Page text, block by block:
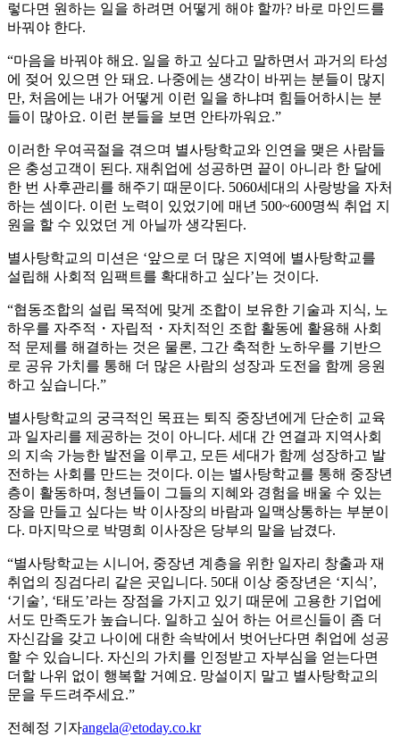
렇다면 원하는 일을 하려면 어떻게 해야 할까? 바로 마인드를
바꿔야 한다.
“마음을 바꿔야 해요. 일을 하고 싶다고 말하면서 과거의 타성
에 젖어 있으면 안 돼요. 나중에는 생각이 바뀌는 분들이 많지
만, 처음에는 내가 어떻게 이런 일을 하냐며 힘들어하시는 분
들이 많아요. 이런 분들을 보면 안타까워요.”
이러한 우여곡절을 겪으며 별사탕학교와 인연을 맺은 사람들
은 충성고객이 된다. 재취업에 성공하면 끝이 아니라 한 달에
한 번 사후관리를 해주기 때문이다. 5060세대의 사랑방을 자처
하는 셈이다. 이런 노력이 있었기에 매년 500~600명씩 취업 지
원을 할 수 있었던 게 아닐까 생각된다.
별사탕학교의 미션은 ‘앞으로 더 많은 지역에 별사탕학교를
설립해 사회적 임팩트를 확대하고 싶다’는 것이다.
“협동조합의 설립 목적에 맞게 조합이 보유한 기술과 지식, 노
하우를 자주적・자립적・자치적인 조합 활동에 활용해 사회
적 문제를 해결하는 것은 물론, 그간 축적한 노하우를 기반으
로 공유 가치를 통해 더 많은 사람의 성장과 도전을 함께 응원
하고 싶습니다.”
별사탕학교의 궁극적인 목표는 퇴직 중장년에게 단순히 교육
과 일자리를 제공하는 것이 아니다. 세대 간 연결과 지역사회
의 지속 가능한 발전을 이루고, 모든 세대가 함께 성장하고 발
전하는 사회를 만드는 것이다. 이는 별사탕학교를 통해 중장년
층이 활동하며, 청년들이 그들의 지혜와 경험을 배울 수 있는
장을 만들고 싶다는 박 이사장의 바람과 일맥상통하는 부분이
다. 마지막으로 박명희 이사장은 당부의 말을 남겼다.
“별사탕학교는 시니어, 중장년 계층을 위한 일자리 창출과 재
취업의 징검다리 같은 곳입니다. 50대 이상 중장년은 ‘지식’,
‘기술’, ‘태도’라는 장점을 가지고 있기 때문에 고용한 기업에
서도 만족도가 높습니다. 일하고 싶어 하는 어르신들이 좀 더
자신감을 갖고 나이에 대한 속박에서 벗어난다면 취업에 성공
할 수 있습니다. 자신의 가치를 인정받고 자부심을 얻는다면
더할 나위 없이 행복할 거예요. 망설이지 말고 별사탕학교의
문을 두드려주세요.”
전혜정 기자angela@etoday.co.kr